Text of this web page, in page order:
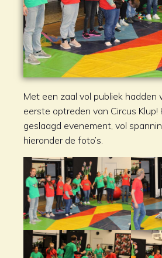
Met een zaal vol publiek
eerste optreden van Circus
geslaagd evenement, vol
hieronder de foto’s.